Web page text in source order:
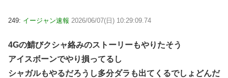
249: イージャン速報 2026/06/07(日) 10:29:09.74
4Gの鯖びクシャ絡みのストーリーもやりたそう
アイスボーンでやり損ってるし
シャガルもやるだろうし多分ダラも出てくるでしょどんだ